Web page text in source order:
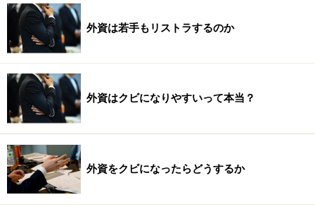
る柔軟性が求められます。
時間管理ができるか
それから、時間管理ですね。突発的なことがおきたり、
きちんとつけられることが大切です。
早く帰ってもいいけど、やるべきことはやっといてくだ
さいね、というのが外資系のスタンスです。
外資は若手もリストラするのか
外資はクビになりやすいって本当？
外資をクビになったらどうするか